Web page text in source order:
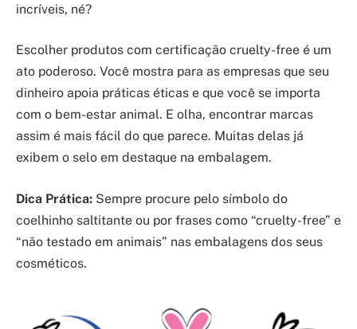
incríveis, né?
Escolher produtos com certificação cruelty-free é um
ato poderoso. Você mostra para as empresas que seu
dinheiro apoia práticas éticas e que você se importa
com o bem-estar animal. E olha, encontrar marcas
assim é mais fácil do que parece. Muitas delas já
exibem o selo em destaque na embalagem.
Dica Prática: Sempre procure pelo símbolo do
coelhinho saltitante ou por frases como “cruelty-free” e
“não testado em animais” nas embalagens dos seus
cosméticos.